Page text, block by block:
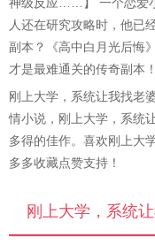
人还在研究攻略时，他已
副本？《高中白月光后悔
才是最难通关的传奇副本！
刚上大学，系统让我找老
情小说，刚上大学，系统
多得的佳作。喜欢刚上大
多多收藏点赞支持！
刚上大学，系统